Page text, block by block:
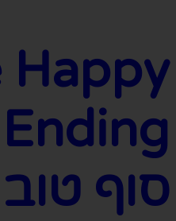
Happy
סוף טוב